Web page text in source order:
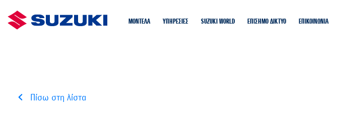
ΜΟΝΤΕΛΑ ΥΠΗΡΕΣΙΕΣ SUZUKI WORLD ΕΠΙΣΗΜΟ ΔΙΚΤΥΟ ΕΠΙΚΟΙΝΩΝΙΑ
Πίσω στη λίστα